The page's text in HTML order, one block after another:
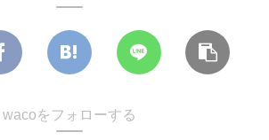
wacoをフォローする